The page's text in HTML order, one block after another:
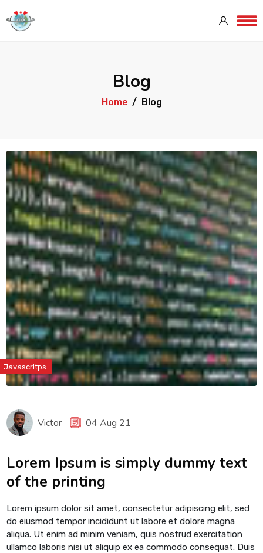
Blog
Home Blog
Javascritps
Victor 04 Aug 21
Lorem Ipsum is simply dummy text
of the printing
Lorem ipsum dolor sit amet, consectetur adipiscing elit, sed
do eiusmod tempor incididunt ut labore et dolore magna
aliqua. Ut enim ad minim veniam, quis nostrud exercitation
ullamco laboris nisi ut aliquip ex ea commodo consequat. Duis